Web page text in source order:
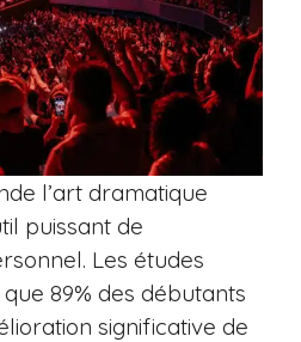
l’art dramatique
puissant de
Les études
89% des débutants
significative de